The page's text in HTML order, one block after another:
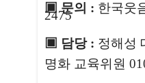
▣ 문의 : 한국웃
2475
▣ 담당 : 정해성
명화 교육위원